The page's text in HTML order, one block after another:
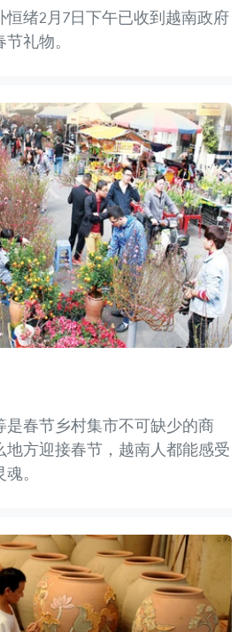
绪2月7日下午已收到越南政府
礼物。
是春节乡村集市不可缺少的商
地方迎接春节，越南人都能感受
。